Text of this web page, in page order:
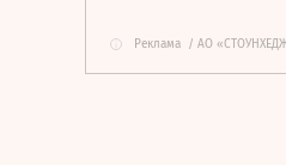
Реклама / АО